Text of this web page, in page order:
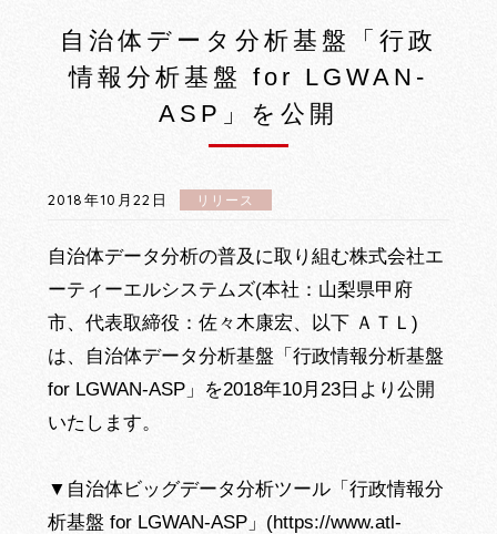
アクセス
情報セキュリティ方針
製品紹介
自治体データ分析基盤「行政
情報分析基盤 for LGWAN-
ASP」を公開
2018年10月22日 リリース
自治体データ分析の普及に取り組む株式会社エ
ーティーエルシステムズ(本社：山梨県甲府
市、代表取締役：佐々木康宏、以下 ＡＴＬ)
は、自治体データ分析基盤「行政情報分析基盤
for LGWAN-ASP」を2018年10月23日より公開
いたします。
▼自治体ビッグデータ分析ツール「行政情報分
析基盤 for LGWAN-ASP」(https://www.atl-